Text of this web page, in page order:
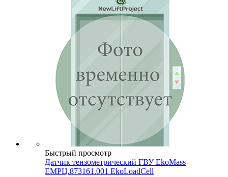
Быстрый просмотр
Датчик тензометрический ГВУ EkoMass
ЕМРЦ.873161.001 EkoLoadCell